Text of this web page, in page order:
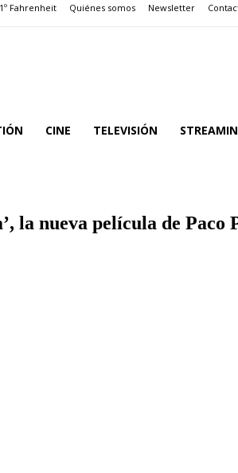
Fahrenheit Quiénes somos Newsletter
CINE TELEVISIÓN
la nueva película de Paco